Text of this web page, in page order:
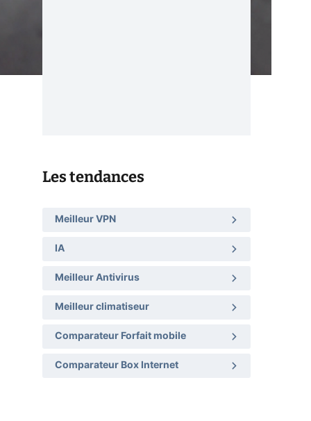
Les tendances
Meilleur VPN
IA
Meilleur Antivirus
Meilleur climatiseur
Comparateur Forfait mobile
Comparateur Box Internet